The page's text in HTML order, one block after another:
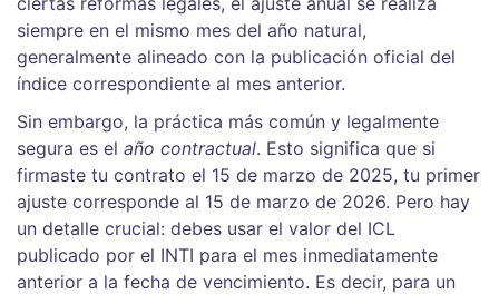
siempre en el mismo mes del año natural,
generalmente alineado con la publicación oficial del
índice correspondiente al mes anterior.
Sin embargo, la práctica más común y legalmente
segura es el año contractual. Esto significa que si
firmaste tu contrato el 15 de marzo de 2025, tu primer
ajuste corresponde al 15 de marzo de 2026. Pero hay
un detalle crucial: debes usar el valor del ICL
publicado por el INTI para el mes inmediatamente
anterior a la fecha de vencimiento. Es decir, para un